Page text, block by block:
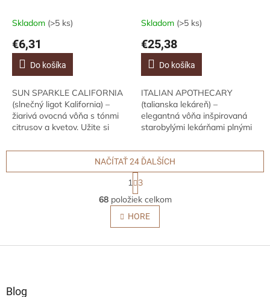
Skladom (>5 ks)
€6,31
Do košíka
SUN SPARKLE CALIFORNIA
(slnečný ligot Kalifornia) –
žiarivá ovocná vôňa s tónmi
citrusov a kvetov. Užite si
s energiou šťavnatých plodov
Skladom (>5 ks)
€25,38
Do košíka
ITALIAN APOTHECARY
(talianska lekáreň) –
elegantná vôňa inšpirovaná
starobylými lekárňami plnými
Doprajte si sofistikovanú
atmosféru v aute vďaka...
O
v
l
á
NAČÍTAŤ 24 ĎALŠÍCH
S
t
r
á
n
k
v
1 3
68položiek celkom
HORE
Blog